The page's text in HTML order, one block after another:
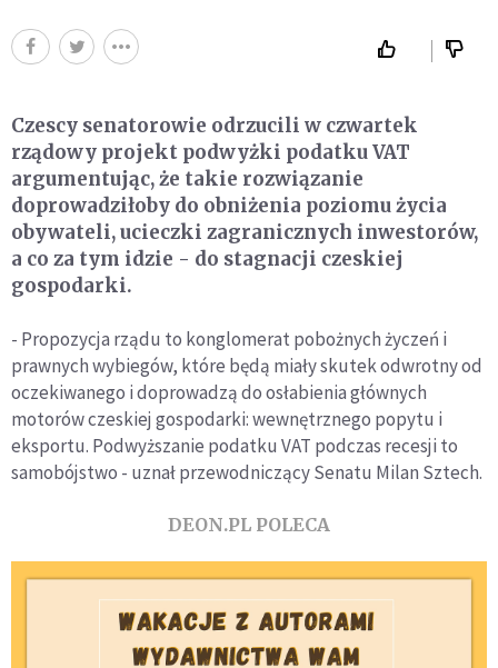
Czescy senatorowie odrzucili w czwartek
rządowy projekt podwyżki podatku VAT
argumentując, że takie rozwiązanie
doprowadziłoby do obniżenia poziomu życia
obywateli, ucieczki zagranicznych inwestorów,
a co za tym idzie - do stagnacji czeskiej
gospodarki.
- Propozycja rządu to konglomerat pobożnych życzeń i
prawnych wybiegów, które będą miały skutek odwrotny od
oczekiwanego i doprowadzą do osłabienia głównych
motorów czeskiej gospodarki: wewnętrznego popytu i
eksportu. Podwyższanie podatku VAT podczas recesji to
samobójstwo - uznał przewodniczący Senatu Milan Sztech.
DEON.PL POLECA